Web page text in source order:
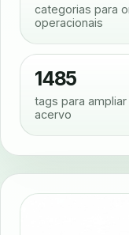
categorias para
operacionais
1485
tags para
acervo